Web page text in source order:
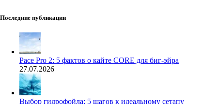
Последние публикации
Pace Pro 2: 5 фактов о кайте CORE для биг-эйра
27.07.2026
Выбор гидрофойла: 5 шагов к идеальному сетапу